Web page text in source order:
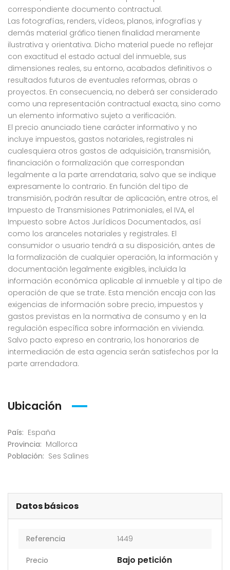
correspondiente documento contractual.
Las fotografías, renders, vídeos, planos, infografías y
demás material gráfico tienen finalidad meramente
ilustrativa y orientativa. Dicho material puede no reflejar
con exactitud el estado actual del inmueble, sus
dimensiones reales, su entorno, acabados definitivos o
resultados futuros de eventuales reformas, obras o
proyectos. En consecuencia, no deberá ser considerado
como una representación contractual exacta, sino como
un elemento informativo sujeto a verificación.
El precio anunciado tiene carácter informativo y no
incluye impuestos, gastos notariales, registrales ni
cualesquiera otros gastos de adquisición, transmisión,
financiación o formalización que correspondan
legalmente a la parte arrendataria, salvo que se indique
expresamente lo contrario. En función del tipo de
transmisión, podrán resultar de aplicación, entre otros, el
Impuesto de Transmisiones Patrimoniales, el IVA, el
Impuesto sobre Actos Jurídicos Documentados, así
como los aranceles notariales y registrales. El
consumidor o usuario tendrá a su disposición, antes de
la formalización de cualquier operación, la información y
documentación legalmente exigibles, incluida la
información económica aplicable al inmueble y al tipo de
operación de que se trate. Esta mención encaja con las
exigencias de información sobre precio, impuestos y
gastos previstas en la normativa de consumo y en la
regulación específica sobre información en vivienda.
Salvo pacto expreso en contrario, los honorarios de
intermediación de esta agencia serán satisfechos por la
parte arrendadora.
Ubicación
País: España
Provincia: Mallorca
Población: Ses Salines
Datos básicos
Referencia 1449
Precio Bajo petición